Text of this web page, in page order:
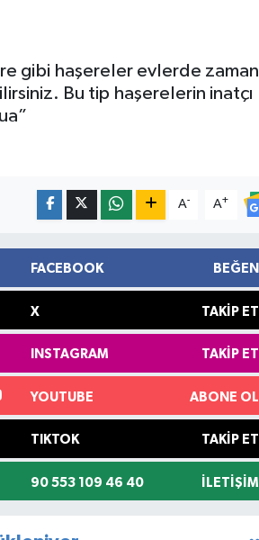
gibi haşereler evlerde zaman
Bu tip haşerelerin inatçı
A- A+
FACEBOOK BEĞEN
X TAKIP ET
INSTAGRAM TAKIP ET
YOUTUBE ABONE OL
TIKTOK TAKIP ET
90 553 109 46 40 İLETIŞIM